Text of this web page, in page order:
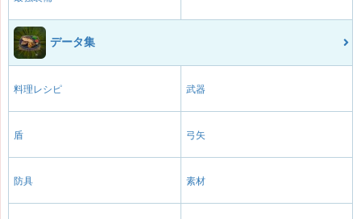
データ集
料理レシピ 武器
盾 弓矢
防具 素材